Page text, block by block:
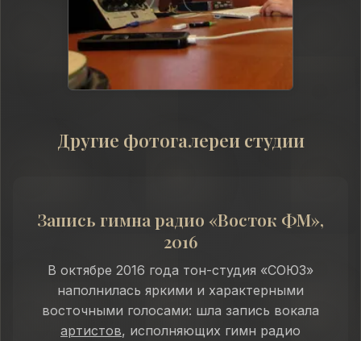
Другие фотогалереи студии
Запись гимна радио «Восток ФМ»,
2016
В октябре 2016 года тон-студия «СОЮЗ»
наполнилась яркими и характерными
восточными голосами: шла запись вокала
артистов, исполняющих гимн радио